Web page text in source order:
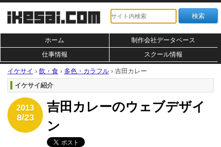
ホーム
制作会社データベース
仕事情報
スクール情報
イケサイ › 飲・食 › 多色・カラフル › 吉田カレー
イケサイ紹介
2013
8/23
吉田カレーのウェブデザイ
ン